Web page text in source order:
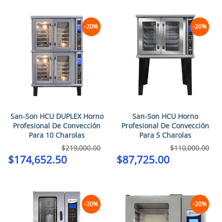
-20%
San-Son HCU DUPLEX Horno
Profesional De Convección
Para 10 Charolas
$219,000.00
$174,652.50
-20%
San-Son HCU Horno
Profesional De Convección
Para 5 Charolas
$110,000.00
$87,725.00
-20% -20%